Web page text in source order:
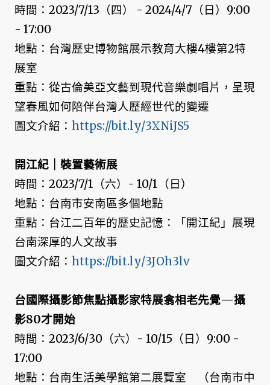
時間：2023/7/13（四） - 2024/4/7（日）9:00
- 17:00
地點：台灣歷史博物館展示教育大樓4樓第2特
展室
重點：從古倫美亞文藝到現代音樂劇唱片，呈現
望春風如何陪伴台灣人歷經世代的變遷
圖文介紹： https://bit.ly/3XNiJS5
開江紀｜裝置藝術展
時間：2023/7/1（六）- 10/1（日）
地點：台南市安南區多個地點
重點：台江二百年的歷史記憶：「開江紀」展現
台南深厚的人文故事
圖文介紹： https://bit.ly/3JOh3lv
台國際攝影節焦點攝影家特展翕相老先覺—攝
影80才開始
時間：2023/6/30（六）- 10/15（日）9:00 -
17:00
地點：台南生活美學館第二展覽室 （台南市中